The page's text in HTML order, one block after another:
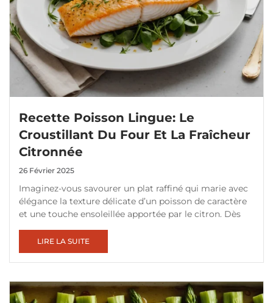
Recette Poisson Lingue: Le
Croustillant Du Four Et La Fraîcheur
Citronnée
26 Février 2025
Imaginez-vous savourer un plat raffiné qui marie avec
élégance la texture délicate d’un poisson de caractère
et une touche ensoleillée apportée par le citron. Dès
LIRE LA SUITE